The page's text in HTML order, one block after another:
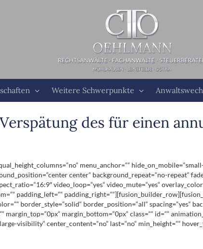
Weitere Schwerpunkte
des für einen
menu_anchor=““
center“ background_repeat=“no-repeat“
video_loop=“yes“ video_mute=“yes“
padding_left=““
border_style=“solid“ border_position=“all“ spacing=“yes“
margin_top=“0px“ margin_bottom=“0px“ class=““ id=““
visibility“ center_content=“no“ last=“no“ min_height=““